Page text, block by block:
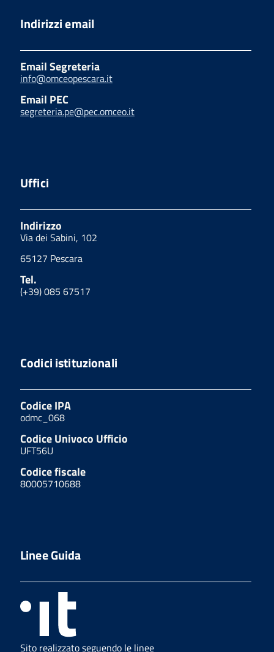
Indirizzi email
Email Segreteria
info@omceopescara.it
Email PEC
segreteria.pe@pec.omceo.it
Uffici
Indirizzo
Via dei Sabini, 102
65127 Pescara
Tel.
(+39) 085 67517
Codici istituzionali
Codice IPA
odmc_068
Codice Univoco Ufficio
UFT56U
Codice fiscale
80005710688
Linee Guida
Sito realizzato seguendo le linee